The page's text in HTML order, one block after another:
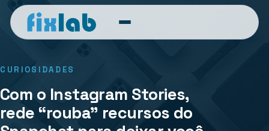
CURIOSIDADES
Com o Instagram Stories,
rede “rouba” recursos do